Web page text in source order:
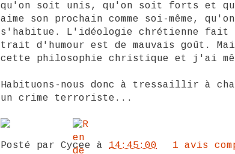
qu'on soit unis, qu'on soit forts et
aime son prochain comme soi-même,
s'habitue. L'idéologie chrétienne fait
trait d'humour est de mauvais goût.
cette philosophie christique et j'ai
Habituons-nous donc à tressaillir à
un crime terroriste...
Posté par Cycee à 14:45:00
1 avis